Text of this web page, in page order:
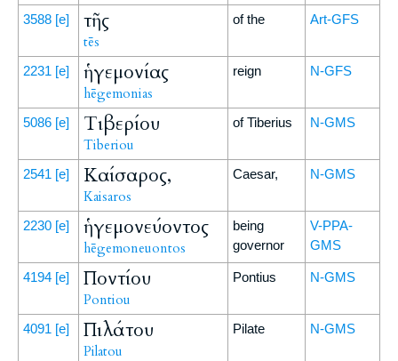
3588 [e] τῆς
tēs
of the Art-GFS
2231 [e] ἡγεμονίας
hēgemonias
reign N-GFS
5086 [e] Τιβερίου
Tiberiou
of Tiberius N-GMS
2541 [e] Καίσαρος,
Kaisaros
Caesar, N-GMS
2230 [e] ἡγεμονεύοντος
hēgemoneuontos
being
governor
V-PPA-
GMS
4194 [e] Ποντίου
Pontiou
Pontius N-GMS
4091 [e] Πιλάτου
Pilatou
Pilate N-GMS